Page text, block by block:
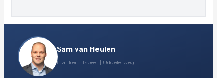
Sam van Heulen
Franken Elspeet | Uddelerweg 11